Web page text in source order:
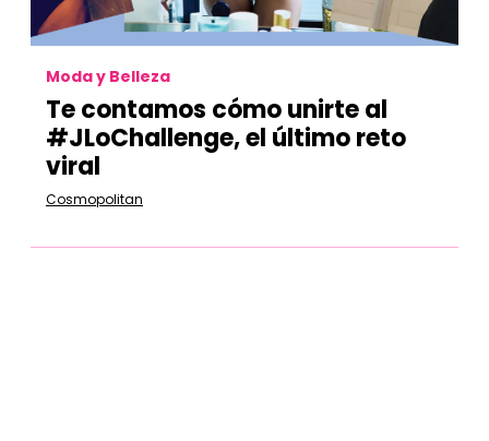
Moda y Belleza
Te contamos cómo unirte al
#JLoChallenge, el último reto
viral
Cosmopolitan